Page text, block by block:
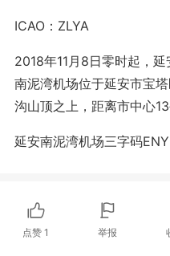
ICAO：ZLYA
2018年11月8日零时起，
南泥湾机场位于延安市宝
沟山顶之上，距离市中心13
延安南泥湾机场三字码ENY
点赞1 举报